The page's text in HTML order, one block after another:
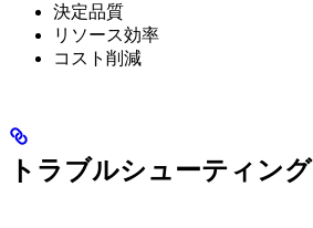
決定品質
リソース効率
コスト削減
トラブルシューティング